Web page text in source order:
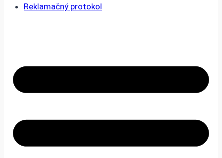
Reklamačný protokol